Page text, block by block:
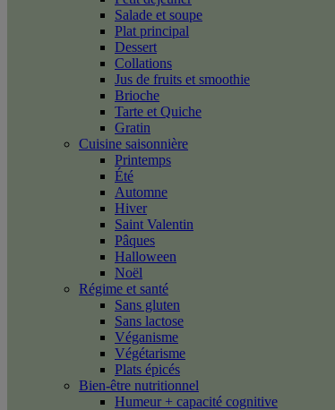
Salade et soupe
Plat principal
Dessert
Collations
Jus de fruits et smoothie
Brioche
Tarte et Quiche
Gratin
Cuisine saisonnière
Printemps
Été
Automne
Hiver
Saint Valentin
Pâques
Halloween
Noël
Régime et santé
Sans gluten
Sans lactose
Véganisme
Végétarisme
Plats épicés
Bien-être nutritionnel
Humeur + capacité cognitive